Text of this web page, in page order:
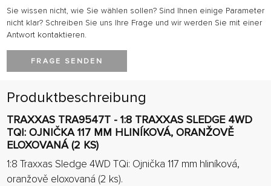
Sie wissen nicht, wie Sie wählen sollen? Sind Ihnen einige Parameter
nicht klar? Schreiben Sie uns Ihre Frage und wir werden Sie mit einer
Antwort kontaktieren.
FRAGE SENDEN
Produktbeschreibung
TRAXXAS TRA9547T - 1:8 TRAXXAS SLEDGE 4WD
TQI: OJNIČKA 117 MM HLINÍKOVÁ, ORANŽOVĚ
ELOXOVANÁ (2 KS)
1:8 Traxxas Sledge 4WD TQi: Ojnička 117 mm hliníková,
oranžově eloxovaná (2 ks).